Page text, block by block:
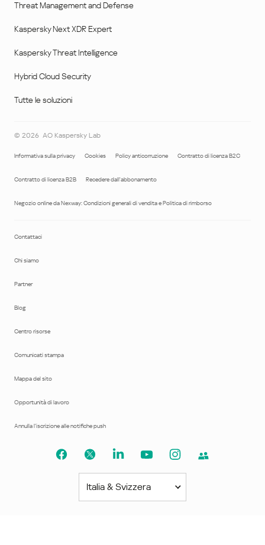
Threat Management and Defense
Kaspersky Next XDR Expert
Kaspersky Threat Intelligence
Hybrid Cloud Security
Tutte le soluzioni
© 2026 AO Kaspersky Lab
Informativa sulla privacy Cookies Policy anticorruzione Contratto di licenza B2C
Contratto di licenza B2B Recedere dall'abbonamento
Negozio online da Nexway: Condizioni generali di vendita e Politica di rimborso
Contattaci
Chi siamo
Partner
Blog
Centro risorse
Comunicati stampa
Mappa del sito
Opportunità di lavoro
Annulla l'iscrizione alle notifiche push
Italia & Svizzera